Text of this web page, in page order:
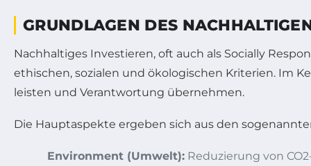
GRUNDLAGEN DES
Nachhaltiges Investieren, oft auch als Socially
ethischen, sozialen und ökologischen Kriterien. Im
leisten und Verantwortung übernehmen.
Die Hauptaspekte ergeben sich aus den
Environment (Umwelt): Reduzierung von